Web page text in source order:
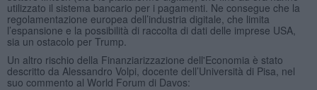
utilizzato il sistema bancario per i pagamenti. Ne consegue che la
regolamentazione europea dell’industria digitale, che limita
l’espansione e la possibilità di raccolta di dati delle imprese USA,
sia un ostacolo per Trump.
Un altro rischio della Finanziarizzazione dell'Economia è stato
descritto da Alessandro Volpi, docente dell’Università di Pisa, nel
suo commento al World Forum di Davos: